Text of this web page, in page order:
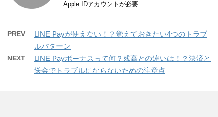
Apple IDアカウントが必要 …
PREV
LINE Payが使えない！？覚えておきたい4つのトラブ
ルパターン
NEXT
LINE Payボーナスって何？残高との違いは！？決済と
送金でトラブルにならないための注意点